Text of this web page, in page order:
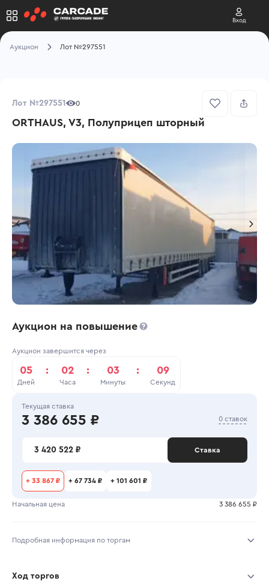
Вход
Аукцион Лот №297551
Лот №297551 0
ORTHAUS, V3, Полуприцеп шторный
Аукцион на повышение
Аукцион завершится через
05
Дней
: 02
Часа
: 03
Минуты
: 09
Секунд
Текущая ставка
3 386 655 ₽ 0 ставок
3 420 522 ₽ Ставка
+ 33 867 ₽ + 67 734 ₽ + 101 601 ₽
Начальная цена 3 386 655 ₽
Подробная информация по торгам
Ход торгов